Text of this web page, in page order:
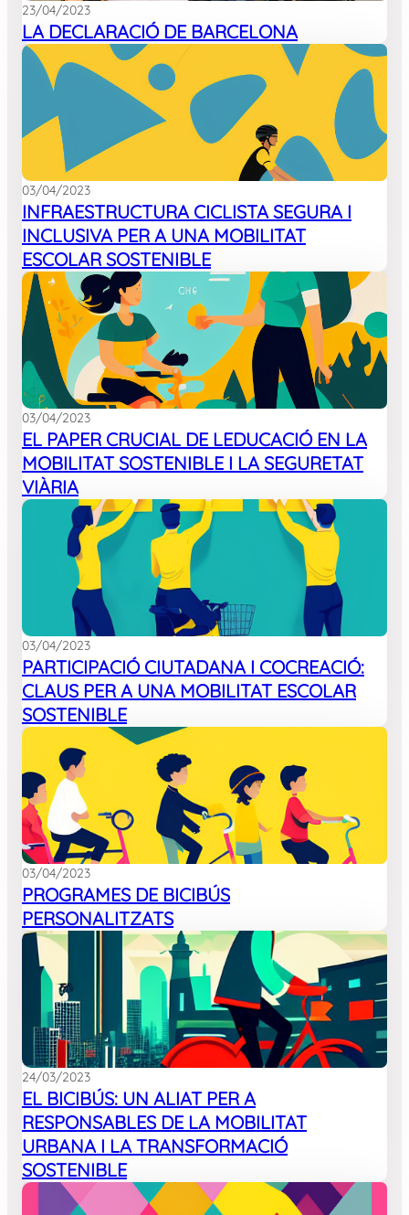
23/04/2023
LA DECLARACIÓ DE BARCELONA
03/04/2023
INFRAESTRUCTURA CICLISTA SEGURA I
INCLUSIVA PER A UNA MOBILITAT
ESCOLAR SOSTENIBLE
03/04/2023
EL PAPER CRUCIAL DE LEDUCACIÓ EN LA
MOBILITAT SOSTENIBLE I LA SEGURETAT
VIÀRIA
03/04/2023
PARTICIPACIÓ CIUTADANA I COCREACIÓ:
CLAUS PER A UNA MOBILITAT ESCOLAR
SOSTENIBLE
03/04/2023
PROGRAMES DE BICIBÚS
PERSONALITZATS
24/03/2023
EL BICIBÚS: UN ALIAT PER A
RESPONSABLES DE LA MOBILITAT
URBANA I LA TRANSFORMACIÓ
SOSTENIBLE